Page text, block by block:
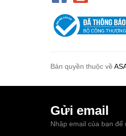
Bản quyền thuộc về
Gửi email
Nhập email của bạn